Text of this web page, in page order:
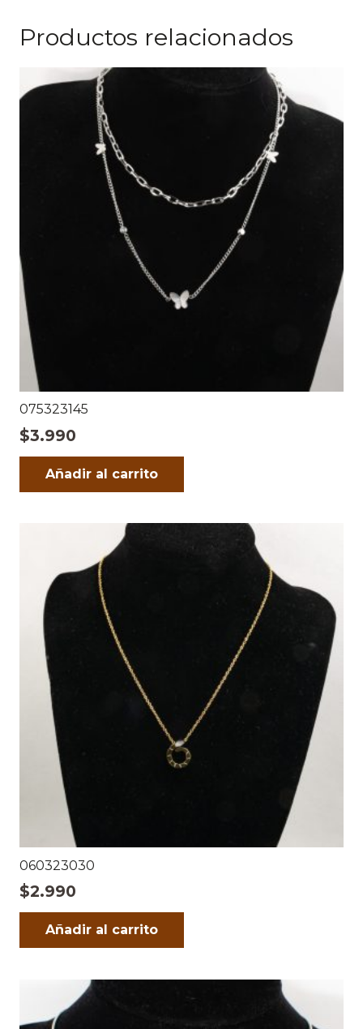
Productos relacionados
075323145
$3.990
Añadir al carrito
060323030
$2.990
Añadir al carrito